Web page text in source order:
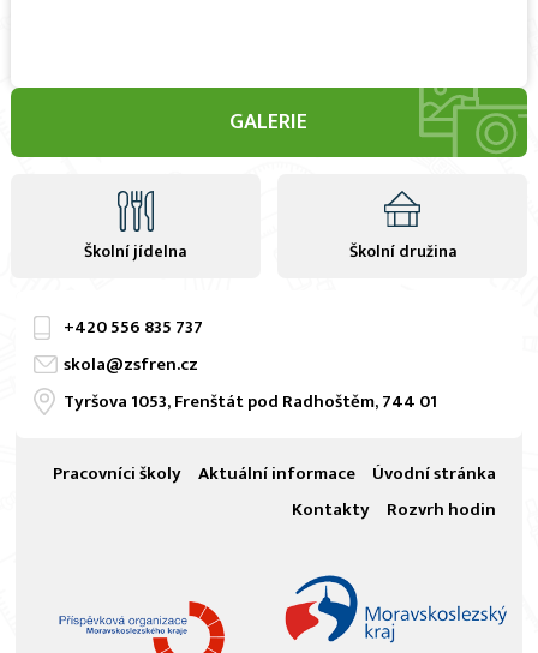
GALERIE
Školní jídelna Školní družina
+420556 835 737
skola@zsfren.cz
Tyršova 1053, Frenštát pod Radhoštěm, 744 01
Úvodní stránka
Aktuální informace
Pracovníci školy
Rozvrh hodin
Kontakty